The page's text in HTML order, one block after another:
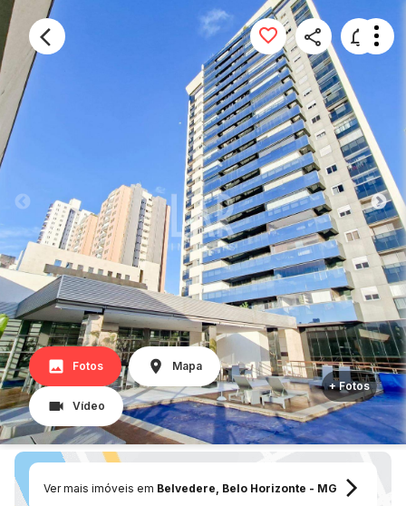
Fotos Mapa
Vídeo
+ Fotos
Ver mais imóveis em Belvedere, Belo Horizonte - MG